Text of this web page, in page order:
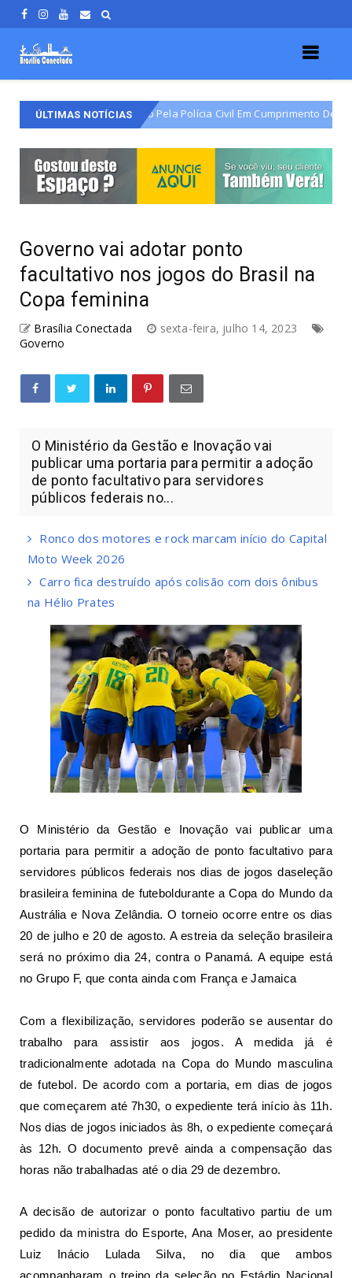
ÚLTIMAS NOTÍCIAS
Varjão É Detido Pela Polícia Civil Em Cumprimento De Mandado De
Governo vai adotar ponto
facultativo nos jogos do Brasil na
Copa feminina
Brasília Conectada
sexta-feira, julho 14, 2023
Governo
O Ministério da Gestão e Inovação vai
publicar uma portaria para permitir a adoção
de ponto facultativo para servidores
públicos federais no...
Ronco dos motores e rock marcam início do Capital
Moto Week 2026
Carro fica destruído após colisão com dois ônibus
na Hélio Prates
O Ministério da Gestão e Inovação vai publicar uma
portaria para permitir a adoção de ponto facultativo para
servidores públicos federais nos dias de jogos daseleção
brasileira feminina de futeboldurante a Copa do Mundo da
Austrália e Nova Zelândia. O torneio ocorre entre os dias
20 de julho e 20 de agosto. A estreia da seleção brasileira
será no próximo dia 24, contra o Panamá. A equipe está
no Grupo F, que conta ainda com França e Jamaica
Com a flexibilização, servidores poderão se ausentar do
trabalho para assistir aos jogos. A medida já é
tradicionalmente adotada na Copa do Mundo masculina
de futebol. De acordo com a portaria, em dias de jogos
que começarem até 7h30, o expediente terá início às 11h.
Nos dias de jogos iniciados às 8h, o expediente começará
às 12h. O documento prevê ainda a compensação das
horas não trabalhadas até o dia 29 de dezembro.
A decisão de autorizar o ponto facultativo partiu de um
pedido da ministra do Esporte, Ana Moser, ao presidente
Luiz Inácio Lulada Silva, no dia que ambos
acompanharam o treino da seleção no Estádio Nacional